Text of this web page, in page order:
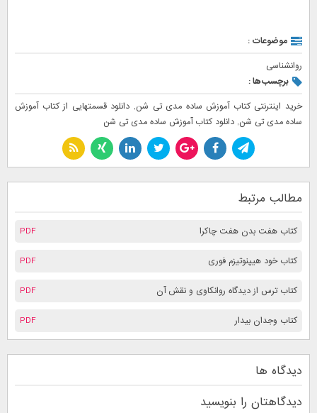
موضوعات :
روانشناسی
برچسب‌ها :
خرید اینترنتی کتاب آموزش ساده مدی تی شن, دانلود قسمتهایی از کتاب آموزش
ساده مدی تی شن, دانلود کتاب آموزش ساده مدی تی شن
مطالب مرتبط
PDF کتاب هفت بدن هفت چاکرا
PDF کتاب خود هیپنوتیزم فوری
PDF کتاب ترس از دیدگاه روانکاوی و نقش آن
PDF کتاب وجدان بیدار
دیدگاه ها
دیدگاهتان را بنویسید